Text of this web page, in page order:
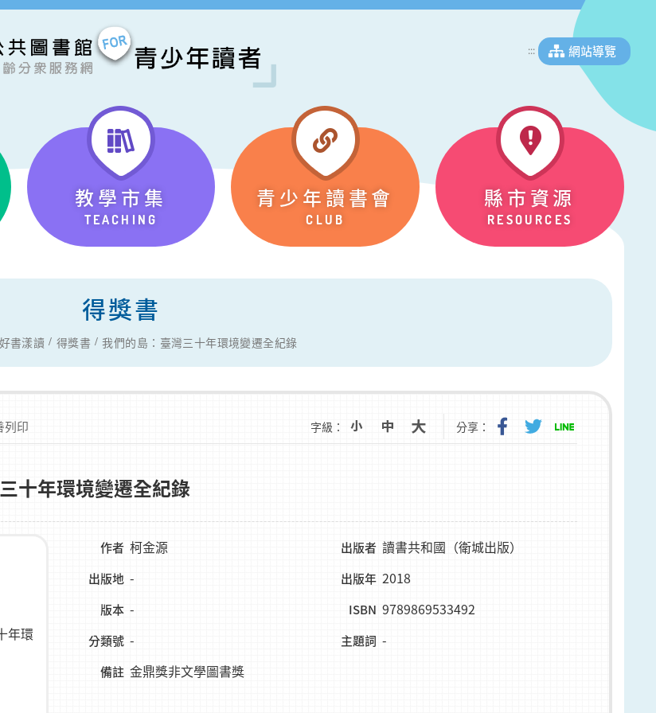
::: 網站導覽
教學市集
TEACHING
青少年讀書會
CLUB
縣市資源
RESOURCES
得獎書
好書漾讀 得獎書 我們的島：臺灣三十年環境變遷全紀錄
列印 字級： 分享：
十年環境變遷全紀錄
作者 柯金源 出版者 讀書共和國（衛城出版）
出版地 - 出版年 2018
版本 - ISBN 9789869533492
分類號 - 主題詞 -
備註 金鼎獎非文學圖書獎